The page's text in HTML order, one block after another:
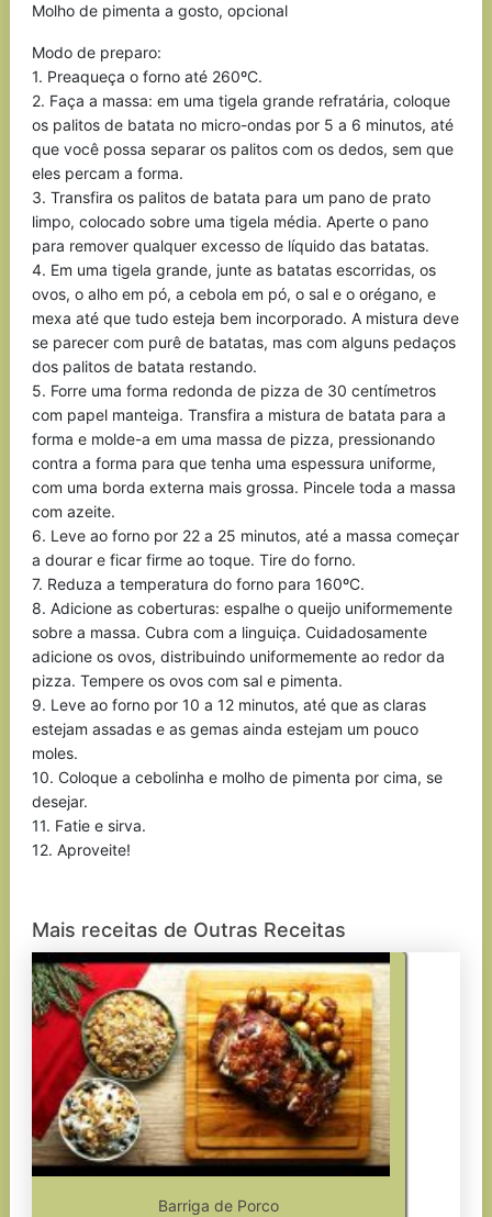
Molho de pimenta a gosto, opcional
Modo de preparo:
1. Preaqueça o forno até 260ºC.
2. Faça a massa: em uma tigela grande refratária, coloque
os palitos de batata no micro-ondas por 5 a 6 minutos, até
que você possa separar os palitos com os dedos, sem que
eles percam a forma.
3. Transfira os palitos de batata para um pano de prato
limpo, colocado sobre uma tigela média. Aperte o pano
para remover qualquer excesso de líquido das batatas.
4. Em uma tigela grande, junte as batatas escorridas, os
ovos, o alho em pó, a cebola em pó, o sal e o orégano, e
mexa até que tudo esteja bem incorporado. A mistura deve
se parecer com purê de batatas, mas com alguns pedaços
dos palitos de batata restando.
5. Forre uma forma redonda de pizza de 30 centímetros
com papel manteiga. Transfira a mistura de batata para a
forma e molde-a em uma massa de pizza, pressionando
contra a forma para que tenha uma espessura uniforme,
com uma borda externa mais grossa. Pincele toda a massa
com azeite.
6. Leve ao forno por 22 a 25 minutos, até a massa começar
a dourar e ficar firme ao toque. Tire do forno.
7. Reduza a temperatura do forno para 160ºC.
8. Adicione as coberturas: espalhe o queijo uniformemente
sobre a massa. Cubra com a linguiça. Cuidadosamente
adicione os ovos, distribuindo uniformemente ao redor da
pizza. Tempere os ovos com sal e pimenta.
9. Leve ao forno por 10 a 12 minutos, até que as claras
estejam assadas e as gemas ainda estejam um pouco
moles.
10. Coloque a cebolinha e molho de pimenta por cima, se
desejar.
11. Fatie e sirva.
12. Aproveite!
Mais receitas de Outras Receitas
Barriga de Porco